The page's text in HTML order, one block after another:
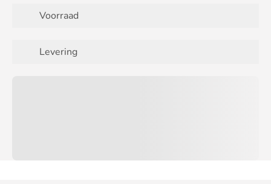
Voorraad
Levering